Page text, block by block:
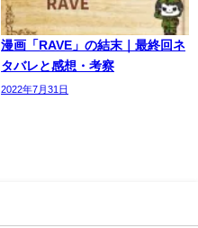
漫画「RAVE」の結末｜最終回ネ
タバレと感想・考察
2022年7月31日